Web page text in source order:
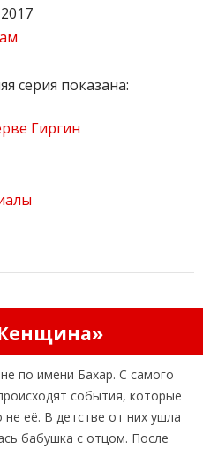
серия показана:
Гиргин
по имени Бахар. С самого
события, которые
её. В детстве от них ушла
бабушка с отцом. После